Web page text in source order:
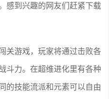
感到兴趣的网友们赶紧下载
关游戏，玩家将通过击败各
斗力。在超维进化里有各种
的技能流派和元素可以自由